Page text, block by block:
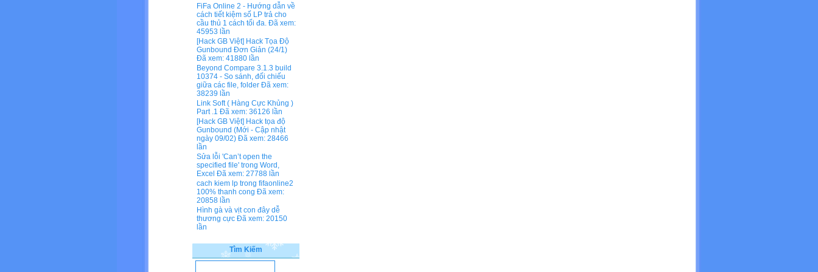
FiFa Online 2 - Hướng dẫn về
cách tiết kiệm số LP trả cho
cầu thủ 1 cách tối đa. Đã xem:
45953 lần
[Hack GB Việt] Hack Tọa Độ
Gunbound Đơn Giản (24/1)
Đã xem: 41880 lần
Beyond Compare 3.1.3 build
10374 - So sánh, đối chiếu
giữa các file, folder Đã xem:
38239 lần
Link Soft ( Hàng Cực Khủng )
Part .1 Đã xem: 36126 lần
[Hack GB Việt] Hack tọa độ
Gunbound (Mới - Cập nhật
ngày 09/02) Đã xem: 28466
lần
Sửa lỗi 'Can’t open the
specified file' trong Word,
Excel Đã xem: 27788 lần
cach kiem lp trong fifaonline2
100% thanh cong Đã xem:
20858 lần
Hình gà và vịt con đây dễ
thương cực Đã xem: 20150
lần
Tìm Kiếm